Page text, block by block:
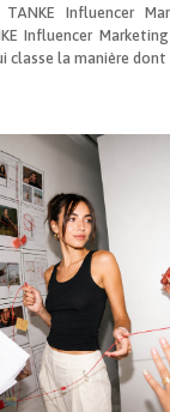
TANKE Influencer
Influencer
classe la manière dont